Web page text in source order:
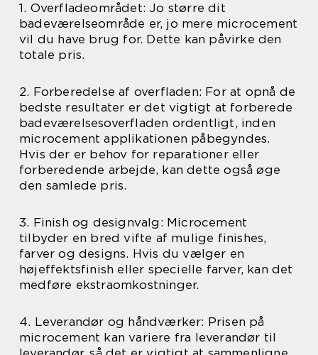
1. Overfladeområdet: Jo større dit
badeværelseområde er, jo mere microcement
vil du have brug for. Dette kan påvirke den
totale pris.
2. Forberedelse af overfladen: For at opnå de
bedste resultater er det vigtigt at forberede
badeværelsesoverfladen ordentligt, inden
microcement applikationen påbegyndes.
Hvis der er behov for reparationer eller
forberedende arbejde, kan dette også øge
den samlede pris.
3. Finish og designvalg: Microcement
tilbyder en bred vifte af mulige finishes,
farver og designs. Hvis du vælger en
højeffektsfinish eller specielle farver, kan det
medføre ekstraomkostninger.
4. Leverandør og håndværker: Prisen på
microcement kan variere fra leverandør til